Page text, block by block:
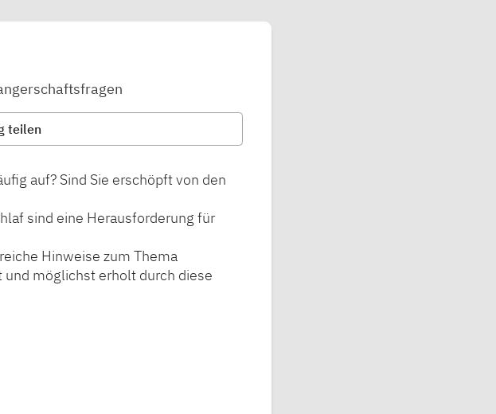
teilen
auf? Sind Sie erschöpft von den
sind eine Herausforderung für
Hinweise zum Thema
und möglichst erholt durch diese